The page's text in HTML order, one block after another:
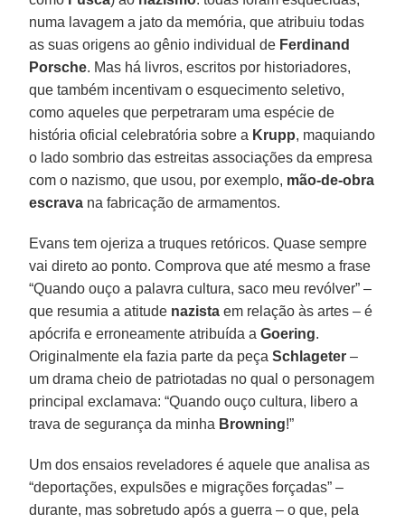
numa lavagem a jato da memória, que atribuiu todas
as suas origens ao gênio individual de Ferdinand
Porsche. Mas há livros, escritos por historiadores,
que também incentivam o esquecimento seletivo,
como aqueles que perpetraram uma espécie de
história oficial celebratória sobre a Krupp, maquiando
o lado sombrio das estreitas associações da empresa
com o nazismo, que usou, por exemplo, mão-de-obra
escrava na fabricação de armamentos.
Evans tem ojeriza a truques retóricos. Quase sempre
vai direto ao ponto. Comprova que até mesmo a frase
“Quando ouço a palavra cultura, saco meu revólver” –
que resumia a atitude nazista em relação às artes – é
apócrifa e erroneamente atribuída aGoering.
Originalmente ela fazia parte da peçaSchlageter –
um drama cheio de patriotadas no qual o personagem
principal exclamava: “Quando ouço cultura, libero a
trava de segurança da minha Browning!”
Um dos ensaios reveladores é aquele que analisa as
“deportações, expulsões e migrações forçadas” –
durante, mas sobretudo após a guerra – o que, pela